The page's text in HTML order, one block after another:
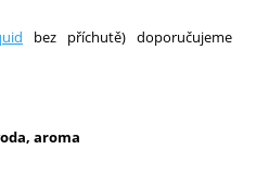
bez příchutě) doporučujeme
aroma